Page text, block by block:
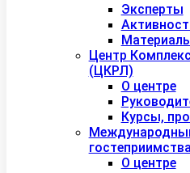
Эксперты
Центр
(ЦКРЛ)
О центре
Курсы,
гостеприимства
О центре